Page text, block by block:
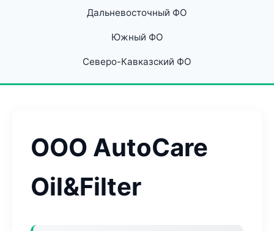
Дальневосточный ФО
Южный ФО
Северо-Кавказский ФО
ООО AutoCare
Oil&Filter